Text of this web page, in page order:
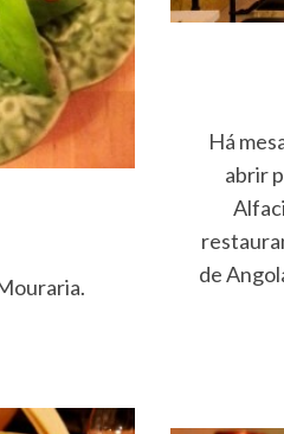
Há
abrir
de